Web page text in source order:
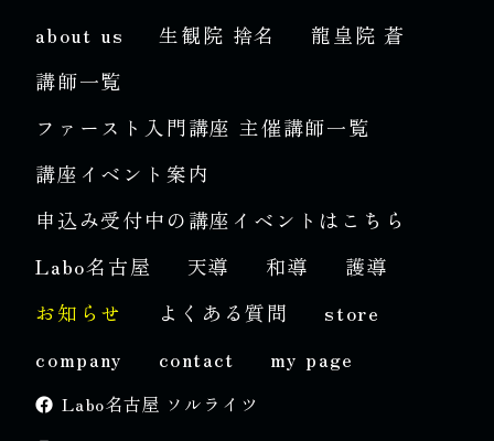
about us 生観院 捨名
龍皇院 蒼
講師一覧
ファースト入門講座 主催講師一覧
講座イベント案内
申込み受付中の講座イベントはこちら
Labo名古屋
天導 和導
護導
お知らせ
よくある質問
store
company
contact my page
Labo名古屋 ソルライツ